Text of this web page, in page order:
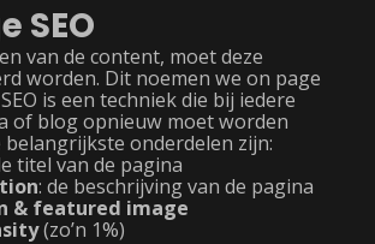
SEO
van de content, moet deze
worden. Dit noemen we on page
is een techniek die bij iedere
of blog opnieuw moet worden
belangrijkste onderdelen zijn:
titel van de pagina
: de beschrijving van de pagina
& featured image
(zo’n 1%)